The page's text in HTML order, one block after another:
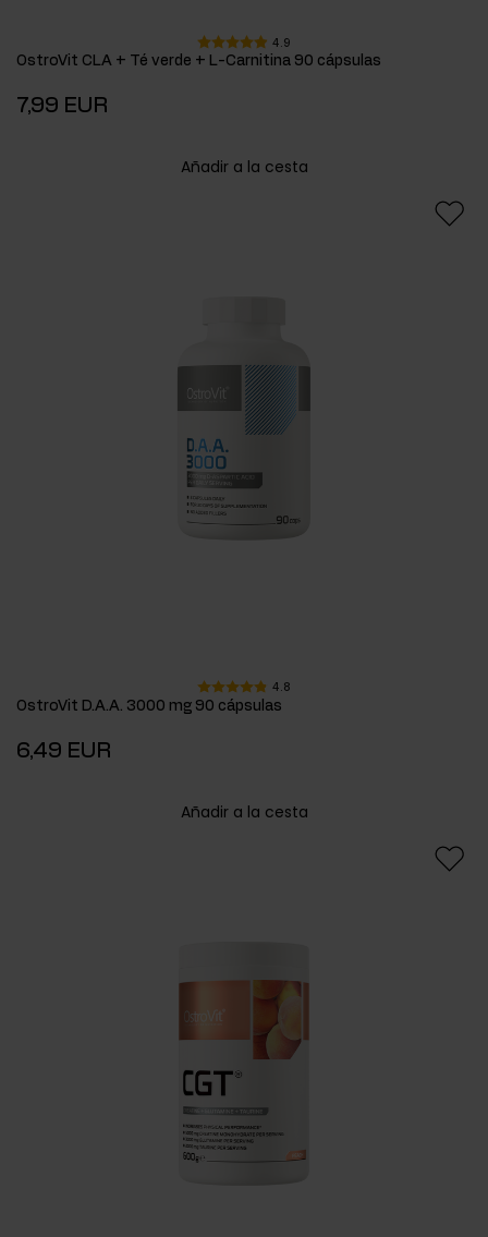
4.9
OstroVit CLA + Té verde + L-Carnitina 90 cápsulas
7,99 EUR
Añadir a la cesta
4.8
OstroVit D.A.A. 3000 mg 90 cápsulas
6,49 EUR
Añadir a la cesta